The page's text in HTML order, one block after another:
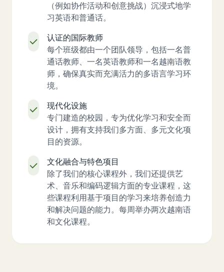
（例如协作活动和创意挑战）沉浸式地学
习英语和普通话。
认证的国际教师
每个班级都由一个团队领导，包括一名普
通话教师、一名英语教师和一名越南语教
师，确保真实而充满活力的多语言学习环
境。
现代化设施
专门建造的校园，专为优化学习和安全而
设计，拥有支持我们多方面、多元文化项
目的资源。
文化融合与特色项目
除了我们的核心课程外，我们还提供艺
术、音乐和编码逻辑方面的专业课程，这
些课程利用基于项目的学习来培养创造力
和解决问题的能力。每周举办两次越南语
和文化课程。